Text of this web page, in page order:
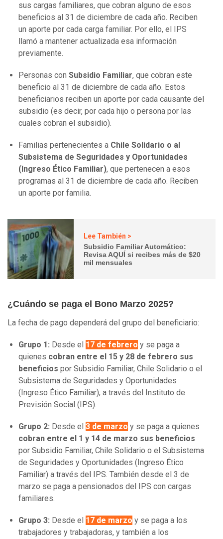
sus cargas familiares, que cobran alguno de esos
beneficios al 31 de diciembre de cada año. Reciben
un aporte por cada carga familiar. Por ello, el IPS
llamó a mantener actualizada esa información
previamente.
Personas con Subsidio Familiar, que cobran este
beneficio al 31 de diciembre de cada año. Estos
beneficiarios reciben un aporte por cada causante del
subsidio (es decir, por cada hijo o persona por las
cuales cobran el subsidio).
Familias pertenecientes a Chile Solidario o al
Subsistema de Seguridades y Oportunidades
(Ingreso Ético Familiar), que pertenecen a esos
programas al 31 de diciembre de cada año. Reciben
un aporte por familia.
Lee También >
Subsidio Familiar Automático:
Revisa AQUÍ si recibes más de $20
mil mensuales
¿Cuándo se paga el Bono Marzo 2025?
La fecha de pago dependerá del grupo del beneficiario:
Grupo 1: Desde el 17 de febrero y se paga a
quienes cobran entre el 15 y 28 de febrero sus
beneficios por Subsidio Familiar, Chile Solidario o el
Subsistema de Seguridades y Oportunidades
(Ingreso Ético Familiar), a través del Instituto de
Previsión Social (IPS).
Grupo 2: Desde el 3 de marzo y se paga a quienes
cobran entre el 1 y 14 de marzo sus beneficios
por Subsidio Familiar, Chile Solidario o el Subsistema
de Seguridades y Oportunidades (Ingreso Ético
Familiar) a través del IPS. También desde el 3 de
marzo se paga a pensionados del IPS con cargas
familiares.
Grupo 3: Desde el 17 de marzo y se paga a los
trabajadores y trabajadoras, y también a los